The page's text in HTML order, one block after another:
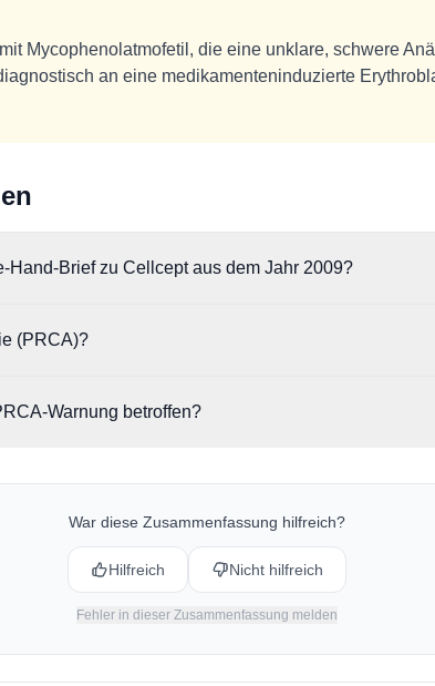
Mycophenolatmofetil, die eine unklare, schwere
an eine medikamenteninduzierte
Hand-Brief zu Cellcept aus dem Jahr 2009?
und dem Auftreten von Erythroblastopenien (PRCA)
(PRCA)?
Fehlen von Retikulozyten.
Warnung betroffen?
War diese Zusammenfassung hilfreich?
Hilfreich Nicht hilfreich
Fehler in dieser Zusammenfassung melden